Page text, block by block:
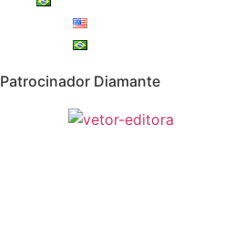
Patrocinador Diamante